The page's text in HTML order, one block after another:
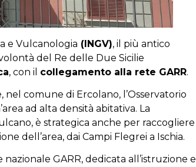
e Vulcanologia (INGV), il più antico
del Re delle Due Sicilie
, con il collegamento alla rete GARR.
comune di Ercolano, l’Osservatorio
ad alta densità abitativa. La
è strategica anche per raccogliere
dell’area, dai Campi Flegrei a Ischia.
GARR, dedicata all’istruzione e